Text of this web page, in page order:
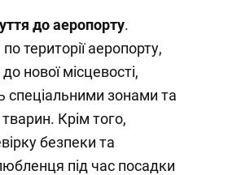
до аеропорту.
території аеропорту,
нової місцевості,
спеціальними зонами та
Крім того,
безпеки та
під час посадки